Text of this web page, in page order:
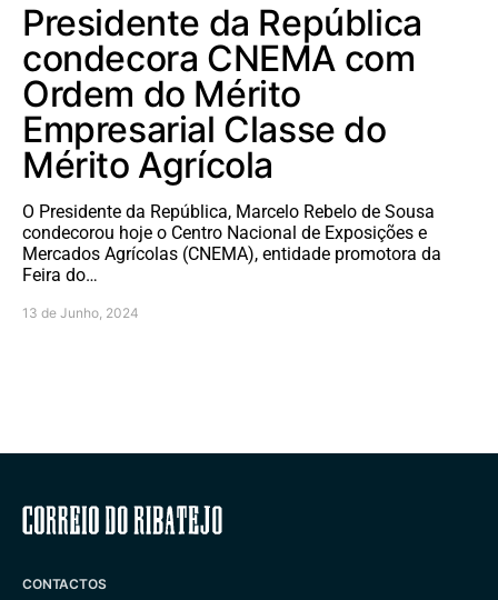
Presidente da República
condecora CNEMA com
Ordem do Mérito
Empresarial Classe do
Mérito Agrícola
O Presidente da República, Marcelo Rebelo de Sousa
condecorou hoje o Centro Nacional de Exposições e
Mercados Agrícolas (CNEMA), entidade promotora da
Feira do…
13 de Junho, 2024
Correio do Ribatejo
CONTACTOS